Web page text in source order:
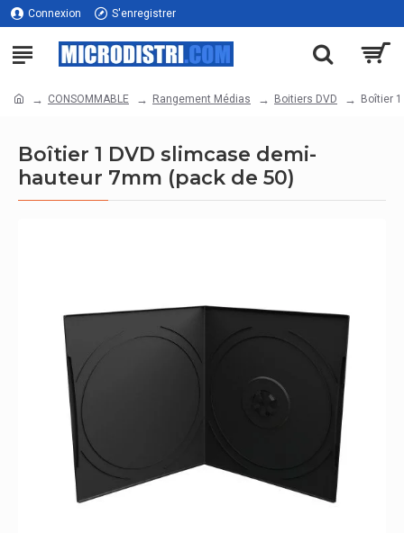
Connexion S'enregistrer
CONSOMMABLE Rangement Médias Boitiers DVD Boîtier
Boîtier 1 DVD slimcase demi-
hauteur 7mm (pack de 50)